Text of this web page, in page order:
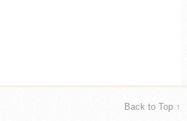
Back to Top ↑